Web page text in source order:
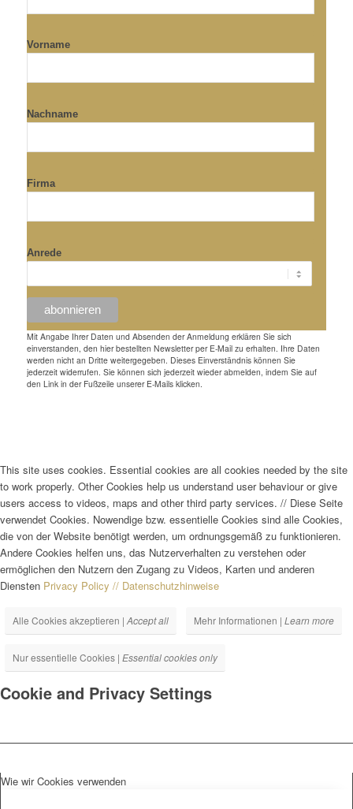
Vorname
Nachname
Firma
Anrede
Mit Angabe Ihrer Daten und Absenden der Anmeldung erklären Sie sich
einverstanden, den hier bestellten Newsletter per E-Mail zu erhalten. Ihre Daten
werden nicht an Dritte weitergegeben. Dieses Einverständnis können Sie
jederzeit widerrufen. Sie können sich jederzeit wieder abmelden, indem Sie auf
den Link in der Fußzeile unserer E-Mails klicken.
This site uses cookies. Essential cookies are all cookies needed by the site
to work properly. Other Cookies help us understand user behaviour or give
users access to videos, maps and other third party services. // Diese Seite
verwendet Cookies. Nowendige bzw. essentielle Cookies sind alle Cookies,
die von der Website benötigt werden, um ordnungsgemäß zu funktionieren.
Andere Cookies helfen uns, das Nutzerverhalten zu verstehen oder
ermöglichen den Nutzern den Zugang zu Videos, Karten und anderen
Diensten Privacy Policy // Datenschutzhinweise
Alle Cookies akzeptieren | Accept all Mehr Informationen | Learn more
Nur essentielle Cookies | Essential cookies only
Cookie and Privacy Settings
Wie wir Cookies verwenden